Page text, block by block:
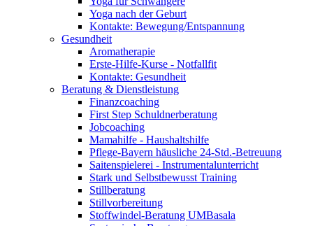
Yoga nach der Geburt
Kontakte: Bewegung/Entspannung
Gesundheit
Aromatherapie
Erste-Hilfe-Kurse - Notfallfit
Kontakte: Gesundheit
Beratung & Dienstleistung
Finanzcoaching
First Step Schuldnerberatung
Jobcoaching
Mamahilfe - Haushaltshilfe
Pflege-Bayern häusliche 24-Std.-Betreuung
Saitenspielerei - Instrumentalunterricht
Stark und Selbstbewusst Training
Stillberatung
Stillvorbereitung
Stoffwindel-Beratung UMBasala